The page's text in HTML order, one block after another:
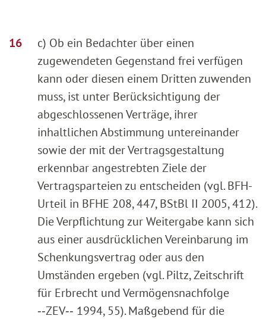
c) Ob ein Bedachter über einen
zugewendeten Gegenstand frei verfügen
kann oder diesen einem Dritten zuwenden
muss, ist unter Berücksichtigung der
abgeschlossenen Verträge, ihrer
inhaltlichen Abstimmung untereinander
sowie der mit der Vertragsgestaltung
erkennbar angestrebten Ziele der
Vertragsparteien zu entscheiden (vgl. BFH-
Urteil in BFHE 208, 447, BStBl II 2005, 412).
Die Verpflichtung zur Weitergabe kann sich
aus einer ausdrücklichen Vereinbarung im
Schenkungsvertrag oder aus den
Umständen ergeben (vgl. Piltz, Zeitschrift
für Erbrecht und Vermögensnachfolge
‑‑ZEV‑‑ 1994, 55). Maßgebend für die